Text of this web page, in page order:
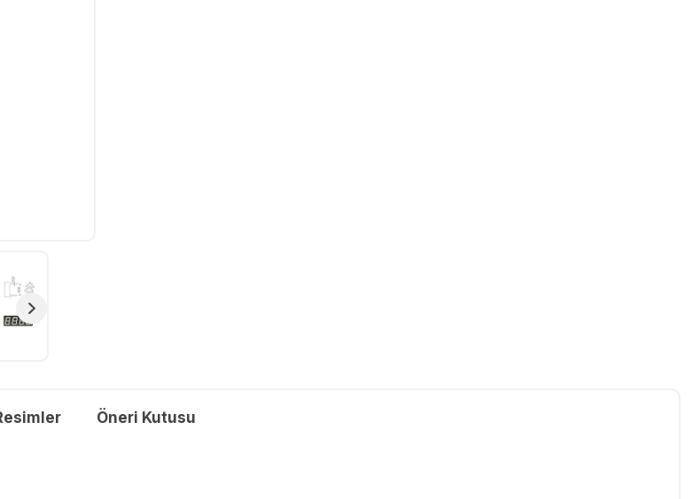
Öneri Kutusu